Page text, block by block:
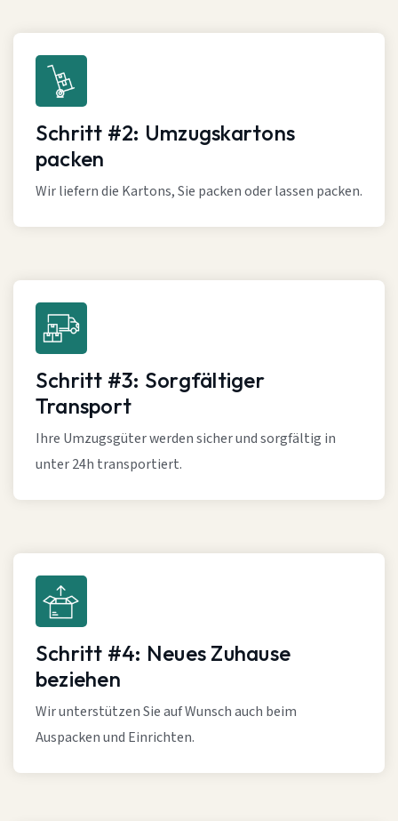
Schritt #2: Umzugskartons
packen
Wir liefern die Kartons, Sie packen oder lassen packen.
Schritt #3: Sorgfältiger
Transport
Ihre Umzugsgüter werden sicher und sorgfältig in
unter 24h transportiert.
Schritt #4: Neues Zuhause
beziehen
Wir unterstützen Sie auf Wunsch auch beim
Auspacken und Einrichten.